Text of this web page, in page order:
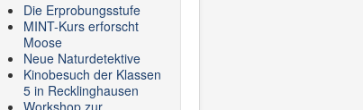
Die Erprobungsstufe
MINT-Kurs erforscht
Moose
Neue Naturdetektive
Kinobesuch der Klassen
5 in Recklinghausen
Workshop zur